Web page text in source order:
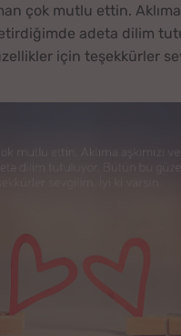
çok mutlu ettin. Aklıma
getirdiğimde adeta dilim
için teşekkürler